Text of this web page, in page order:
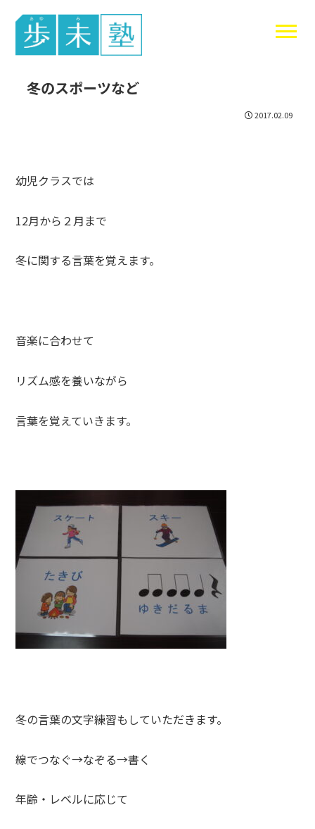
東谷中生の
冬のスポーツなど
2017.02.09
幼児クラスでは
12月から２月まで
冬に関する言葉を覚えます。
音楽に合わせて
リズム感を養いながら
言葉を覚えていきます。
冬の言葉の文字練習もしていただきます。
線でつなぐ→なぞる→書く
年齢・レベルに応じて